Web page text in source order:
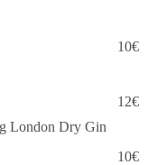
10€
12€
London Dry Gin
10€